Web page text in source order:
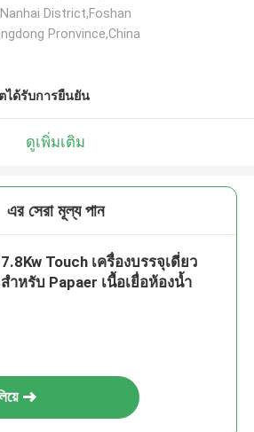
District,Foshan
Pronvince,China
ได้รับการยืนยัน
ดูเพิ่มเติม
এর সেরা মূল্য পান
7.8Kw Touch เครื่องบรรจุเดี่ยว
สำหรับ Papaer เนื้อเยื่อห้องน้ำ